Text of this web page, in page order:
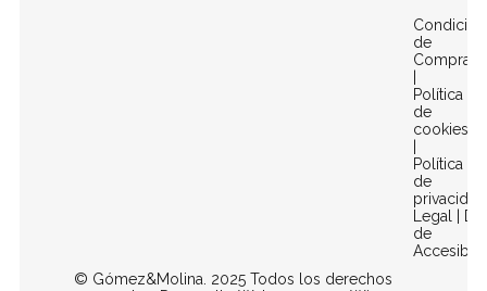
de
Compra
|
Política
de
cookies
|
Política
de
privacidad
Legal |
de
© Gómez&Molina. 2025 Todos los derechos